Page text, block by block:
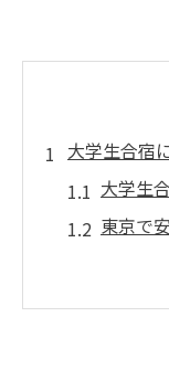
大学生合宿
大学生
東京で
大学サ